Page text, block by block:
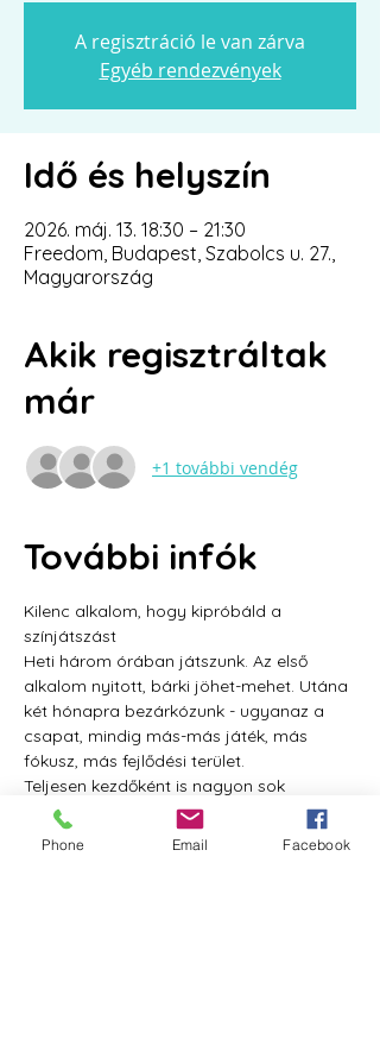
A regisztráció le van zárva
Egyéb rendezvények
Idő és helyszín
2026. máj. 13. 18:30 – 21:30
Freedom, Budapest, Szabolcs u. 27.,
Magyarország
Akik regisztráltak
már
+1 további vendég
További infók
Kilenc alkalom, hogy kipróbáld a
színjátszást
Heti három órában játszunk. Az első
alkalom nyitott, bárki jöhet-mehet. Utána
két hónapra bezárkózunk - ugyanaz a
csapat, mindig más-más játék, más
fókusz, más fejlődési terület.
Teljesen kezdőként is nagyon sok
szeretettel várunk! Nem vagy
...! Éppen
ez az érték benned, hogy senki más
Phone Email Facebook